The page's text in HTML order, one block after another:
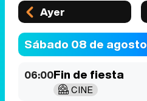
Ayer
Sábado 08 de agosto
06:00Fin de fiesta
CINE